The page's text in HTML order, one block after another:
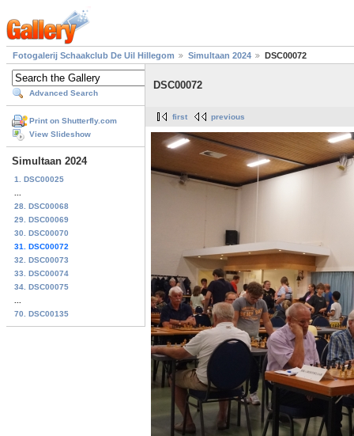
Fotogalerij Schaakclub De Uil Hillegom Simultaan 2024 DSC00072
Advanced Search
Print on Shutterfly.com
View Slideshow
Simultaan 2024
1. DSC00025
28. DSC00068
29. DSC00069
30. DSC00070
31. DSC00072
32. DSC00073
33. DSC00074
34. DSC00075
70. DSC00135
DSC00072
first previous